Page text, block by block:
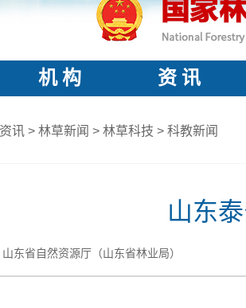
机 构 资 讯
资讯 > 林草新闻 > 林草科技 > 科教新闻
山东
东省自然资源厅（山东省林业局）